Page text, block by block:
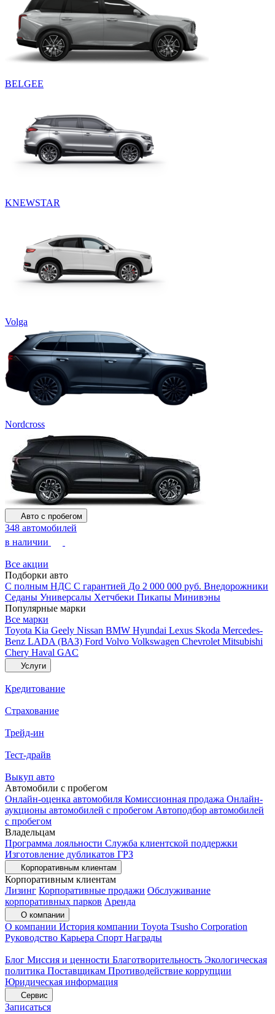
BELGEE
KNEWSTAR
Volga
Nordcross
Авто с пробегом
348 автомобилей
в наличии
Все акции
Подборки авто
С полным НДС С гарантией До 2 000 000 руб. Внедорожники
Седаны Универсалы Хетчбеки Пикапы Минивэны
Популярные марки
Все марки
Toyota Kia Geely Nissan BMW Hyundai Lexus Skoda Mercedes-
Benz LADA (ВАЗ) Ford Volvo Volkswagen Chevrolet Mitsubishi
Chery Haval GAC
Услуги
Кредитование
Страхование
Трейд-ин
Тест-драйв
Выкуп авто
Автомобили с пробегом
Онлайн-оценка автомобиля Комиссионная продажа Онлайн-
аукционы автомобилей с пробегом Автоподбор автомобилей
с пробегом
Владельцам
Программа лояльности Служба клиентской поддержки
Изготовление дубликатов ГРЗ
Корпоративным клиентам
Корпоративным клиентам
Лизинг Корпоративные продажи Обслуживание
корпоративных парков Аренда
О компании
О компании История компании Toyota Tsusho Corporation
Руководство Карьера Спорт Награды
Блог Миссия и ценности Благотворительность Экологическая
политика Поставщикам Противодействие коррупции
Юридическая информация
Сервис
Записаться